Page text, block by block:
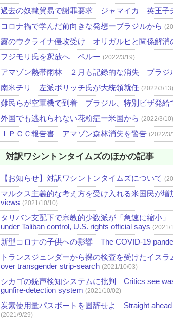
過去の奴隷貿易で謝罪要求 ジャマイカ 英王子
コロナ禍で学んだ前向きな発想ーブラジルから
露のウクライナ侵攻受け オリガルヒと関係解消
フジモリ氏を釈放へ ペルー (2022/3/19)
アマゾン熱帯雨林 ２月も記録的な消失 ブラジ
南米チリ 左派ボリッチ氏が大統領就任 (2022/3/13)
難民らが空軍機で到着 ブラジル、特別ビザ発給
外国でも逃れられない花粉症ー米国から (2022/3/10)
ＩＰＣＣ報告書 アマゾン森林消失を警告 (2022/3/
対訳ワシントンタイムズのほかの記事
【お知らせ】対訳ワシントンタイムズについて
マルクス主義的な考え方を受け入れる米国民が
views (2021/10/10)
タリバン支配下で宗教的少数派が「急速に縮小」
under Taliban control, U.S. rights official says (2021/
新型コロナの子供への影響 The COVID-19
トランスジェンダーから裸の検査を受けたイス
over transgender strip-search (2021/10/03)
シカゴの銃声検知システムに批判 Critics see
gunfire-detection system (2021/10/02)
炭素使用量パスポートを固辞せよ Straight
(2021/9/29)